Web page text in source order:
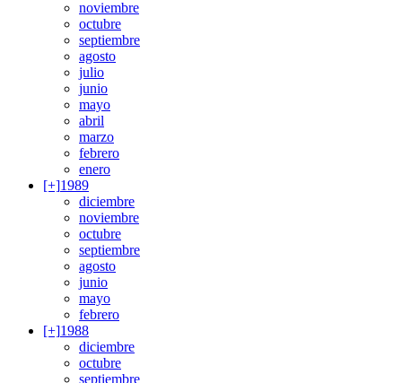
noviembre
octubre
septiembre
agosto
julio
junio
mayo
abril
marzo
febrero
enero
[+]1989
diciembre
noviembre
octubre
septiembre
agosto
junio
mayo
febrero
[+]1988
diciembre
octubre
septiembre